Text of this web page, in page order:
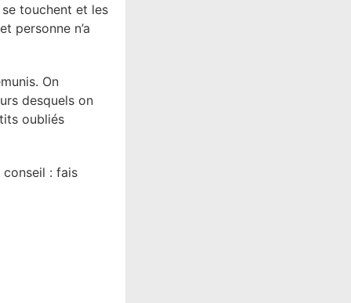
se touchent et les
personne n’a
On
desquels on
oubliés
: fais